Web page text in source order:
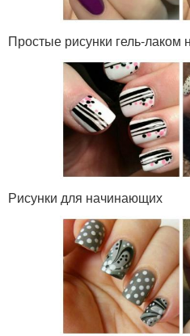
Простые рисунки гель-лаком
Рисунки для начинающих